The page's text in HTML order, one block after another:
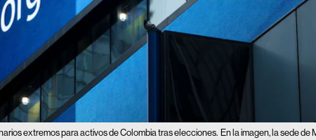
extremos para activos de Colombia tras elecciones. En la imagen, la sede